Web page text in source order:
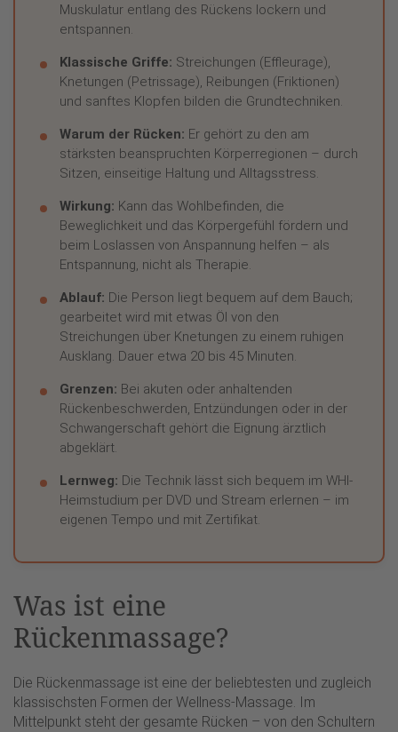
Muskulatur entlang des Rückens lockern und
entspannen.
Klassische Griffe: Streichungen (Effleurage),
Knetungen (Petrissage), Reibungen (Friktionen)
und sanftes Klopfen bilden die Grundtechniken.
Warum der Rücken: Er gehört zu den am
stärksten beanspruchten Körperregionen – durch
Sitzen, einseitige Haltung und Alltagsstress.
Wirkung: Kann das Wohlbefinden, die
Beweglichkeit und das Körpergefühl fördern und
beim Loslassen von Anspannung helfen – als
Entspannung, nicht als Therapie.
Ablauf: Die Person liegt bequem auf dem Bauch;
gearbeitet wird mit etwas Öl von den
Streichungen über Knetungen zu einem ruhigen
Ausklang. Dauer etwa 20 bis 45 Minuten.
Grenzen: Bei akuten oder anhaltenden
Rückenbeschwerden, Entzündungen oder in der
Schwangerschaft gehört die Eignung ärztlich
abgeklärt.
Lernweg: Die Technik lässt sich bequem im WHI-
Heimstudium per DVD und Stream erlernen – im
eigenen Tempo und mit Zertifikat.
Was ist eine
Rückenmassage?
Die Rückenmassage ist eine der beliebtesten und zugleich
klassischsten Formen der Wellness-Massage. Im
Mittelpunkt steht der gesamte Rücken – von den Schultern